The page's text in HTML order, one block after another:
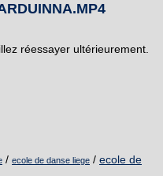
réessayer ultérieurement.
/ ecole de danse liege / ecole de